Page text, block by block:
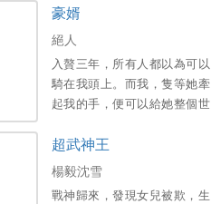
經一次意外的邂逅，讓公司的
美女總裁認出來，並與他簽下
婚前協議，他能想起這個美女
總裁是誰嗎？曾經的戰神雖已
卸甲，但是！若有戰，召必
回，戰必勝！。
豪婿
絕人
入贅三年，所有人都以為可以
騎在我頭上。而我，隻等她牽
起我的手，便可以給她整個世
三更。喜歡的多多支援，點個
收藏，謝謝各位大佬。。
超武神王
楊毅沈雪
戰神歸來，發現女兒被欺，生